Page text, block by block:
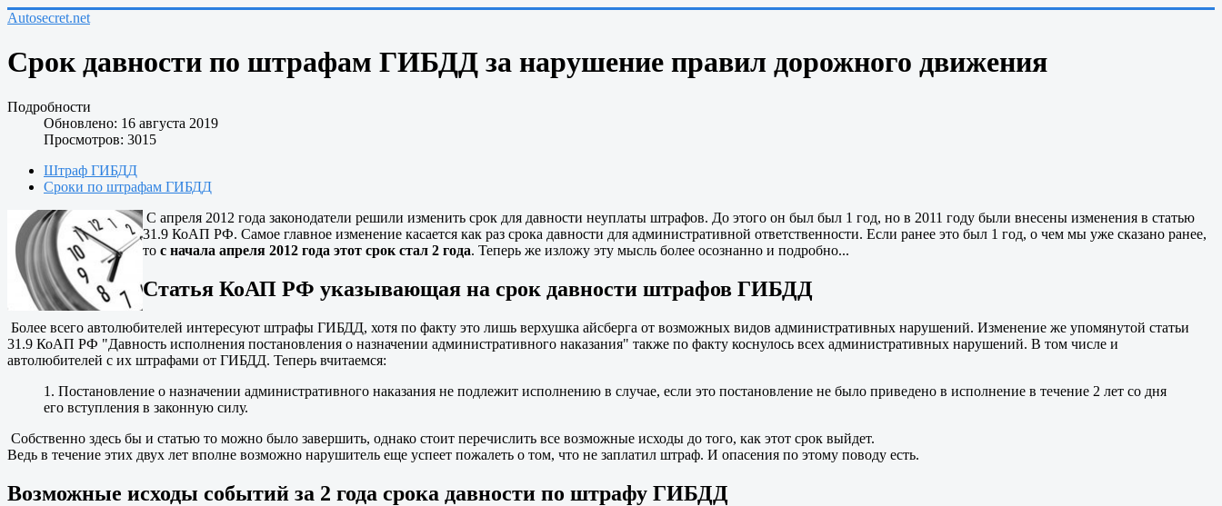
Autosecret.net
Срок давности по штрафам ГИБДД за нарушение правил дорожного движения
Подробности
Обновлено: 16 августа 2019
Просмотров: 3015
Штраф ГИБДД
Сроки по штрафам ГИБДД
С апреля 2012 года законодатели решили изменить срок для давности неуплаты штрафов. До этого он был был 1 год, но в 2011 году были внесены изменения в статью
31.9 КоАП РФ. Самое главное изменение касается как раз срока давности для административной ответственности. Если ранее это был 1 год, о чем мы уже сказано ранее,
то с начала апреля 2012 года этот срок стал 2 года. Теперь же изложу эту мысль более осознанно и подробно...
Статья КоАП РФ указывающая на срок давности штрафов ГИБДД
Более всего автолюбителей интересуют штрафы ГИБДД, хотя по факту это лишь верхушка айсберга от возможных видов административных нарушений. Изменение же упомянутой статьи
31.9 КоАП РФ "Давность исполнения постановления о назначении административного наказания" также по факту коснулось всех административных нарушений. В том числе и
автолюбителей с их штрафами от ГИБДД. Теперь вчитаемся:
1. Постановление о назначении административного наказания не подлежит исполнению в случае, если это постановление не было приведено в исполнение в течение 2 лет со дня
его вступления в законную силу.
Собственно здесь бы и статью то можно было завершить, однако стоит перечислить все возможные исходы до того, как этот срок выйдет.
Ведь в течение этих двух лет вполне возможно нарушитель еще успеет пожалеть о том, что не заплатил штраф. И опасения по этому поводу есть.
Возможные исходы событий за 2 года срока давности по штрафу ГИБДД